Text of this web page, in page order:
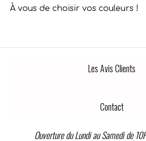
À vous de choisir vos couleurs !
Les Avis Clients
Contact
Ouverture du Lundi au Samedi de